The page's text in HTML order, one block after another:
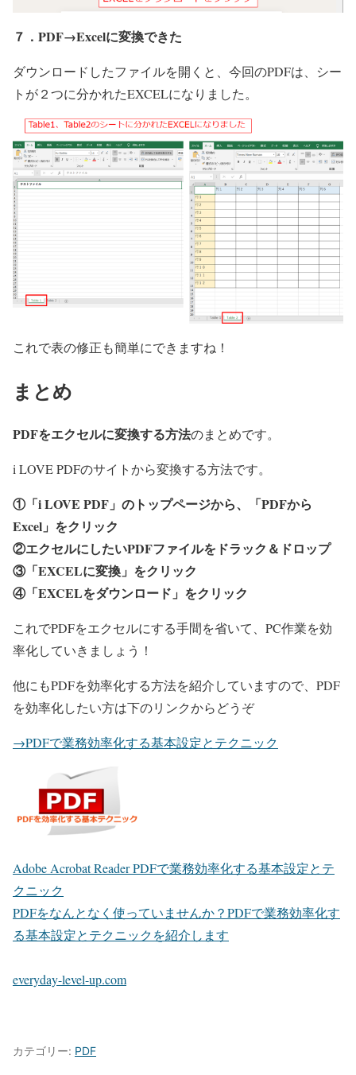
７．PDF→Excelに変換できた
ダウンロードしたファイルを開くと、今回のPDFは、シー
トが２つに分かれたEXCELになりました。
これで表の修正も簡単にできますね！
まとめ
PDFをエクセルに変換する方法のまとめです。
i LOVE PDFのサイトから変換する方法です。
①「i LOVE PDF」のトップページから、「PDFから
Excel」をクリック
②エクセルにしたいPDFファイルをドラック＆ドロップ
③「EXCELに変換」をクリック
④「EXCELをダウンロード」をクリック
これでPDFをエクセルにする手間を省いて、PC作業を効
率化していきましょう！
他にもPDFを効率化する方法を紹介していますので、PDF
を効率化したい方は下のリンクからどうぞ
→PDFで業務効率化する基本設定とテクニック
Adobe Acrobat Reader PDFで業務効率化する基本設定とテ
クニック
PDFをなんとなく使っていませんか？PDFで業務効率化す
る基本設定とテクニックを紹介します
everyday-level-up.com
カテゴリー: PDF